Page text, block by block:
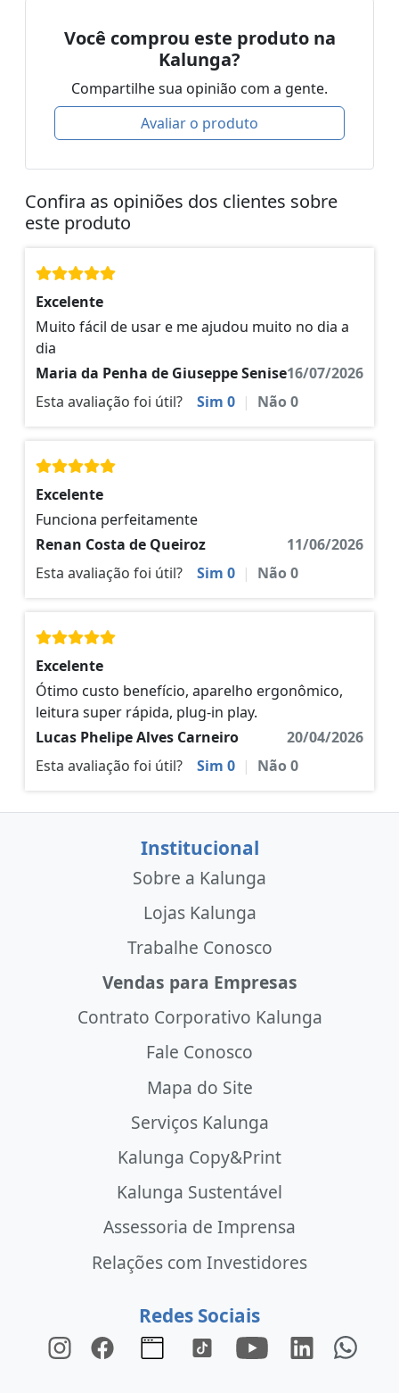
Você comprou este produto na
Kalunga?
Compartilhe sua opinião com a gente.
Avaliar o produto
Confira as opiniões dos clientes sobre
este produto
Excelente
Muito fácil de usar e me ajudou muito no dia a
dia
Maria da Penha de Giuseppe Senise16/07/2026
Esta avaliação foi útil?
Sim 0 | Não0
Excelente
Funciona perfeitamente
Renan Costa de Queiroz
11/06/2026
Esta avaliação foi útil?
Sim 0 | Não0
Excelente
Ótimo custo benefício, aparelho ergonômico,
leitura super rápida, plug-in play.
Lucas Phelipe Alves Carneiro
20/04/2026
Esta avaliação foi útil?
Sim 0 | Não0
Institucional
Sobre a Kalunga
Lojas Kalunga
Trabalhe Conosco
Vendas para Empresas
Contrato Corporativo Kalunga
Fale Conosco
Mapa do Site
Serviços Kalunga
Kalunga Copy&Print
Kalunga Sustentável
Assessoria de Imprensa
Relações com Investidores
Redes Sociais